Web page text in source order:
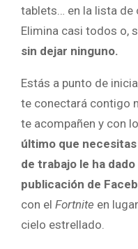
tablets… en la lista de
Elimina casi todos o,
sin dejar ninguno.
Estás a punto de
te conectará contigo
te acompañen y con
último que
de trabajo le ha dado
publicación de
con el Fortnite en
cielo estrellado.